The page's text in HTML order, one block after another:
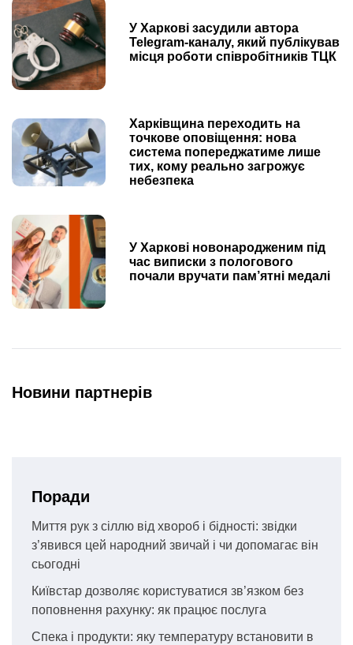
У Харкові засудили автора
Telegram-каналу, який публікував
місця роботи співробітників ТЦК
Харківщина переходить на
точкове оповіщення: нова
система попереджатиме лише
тих, кому реально загрожує
небезпека
У Харкові новонародженим під
час виписки з пологового
почали вручати пам’ятні медалі
Новини партнерів
Поради
Миття рук з сіллю від хвороб і бідності: звідки
з’явився цей народний звичай і чи допомагає він
сьогодні
Київстар дозволяє користуватися зв’язком без
поповнення рахунку: як працює послуга
Спека і продукти: яку температуру встановити в